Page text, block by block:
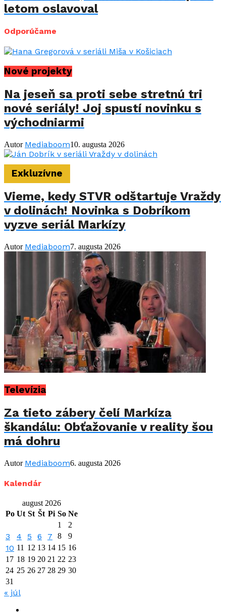
letom oslavoval
Odporúčame
Nové projekty
Na jeseň sa proti sebe stretnú tri
nové seriály! Joj spustí novinku s
východniarmi
Autor Mediaboom10. augusta 2026
Exkluzívne
Vieme, kedy STVR odštartuje Vraždy
v dolinách! Novinka s Dobríkom
vyzve seriál Markízy
Autor Mediaboom7. augusta 2026
Televízia
Za tieto zábery čelí Markíza
škandálu: Obťažovanie v reality šou
má dohru
Autor Mediaboom6. augusta 2026
Kalendár
august 2026
Po Ut St Št Pi So Ne
1
2
3 4 5 6 7 8 9
10 11 12 13 14 15 16
17 18 19 20 21 22 23
24 25 26 27 28 29 30
31
« júl